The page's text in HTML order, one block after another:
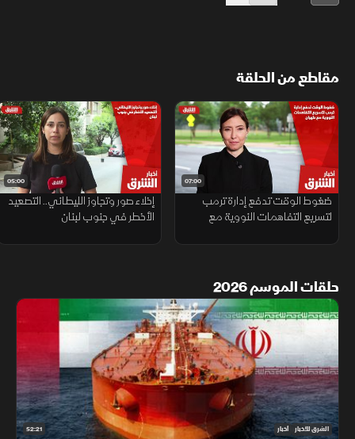
مقاطع من الحلقة
07:00
ضغوط الوقت تدفع إدارة ترمب
لتسريع التفاهمات النووية مع
05:00
إخلاء صور وتجاوز الليطاني.. التصعيد
الأخطر في جنوب لبنان
حلقات الموسم 2026
52:21 الشرق للأخبار أخبار